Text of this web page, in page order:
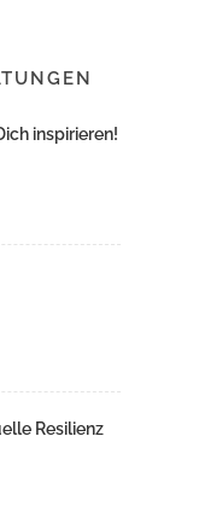
inspirieren!
Resilienz